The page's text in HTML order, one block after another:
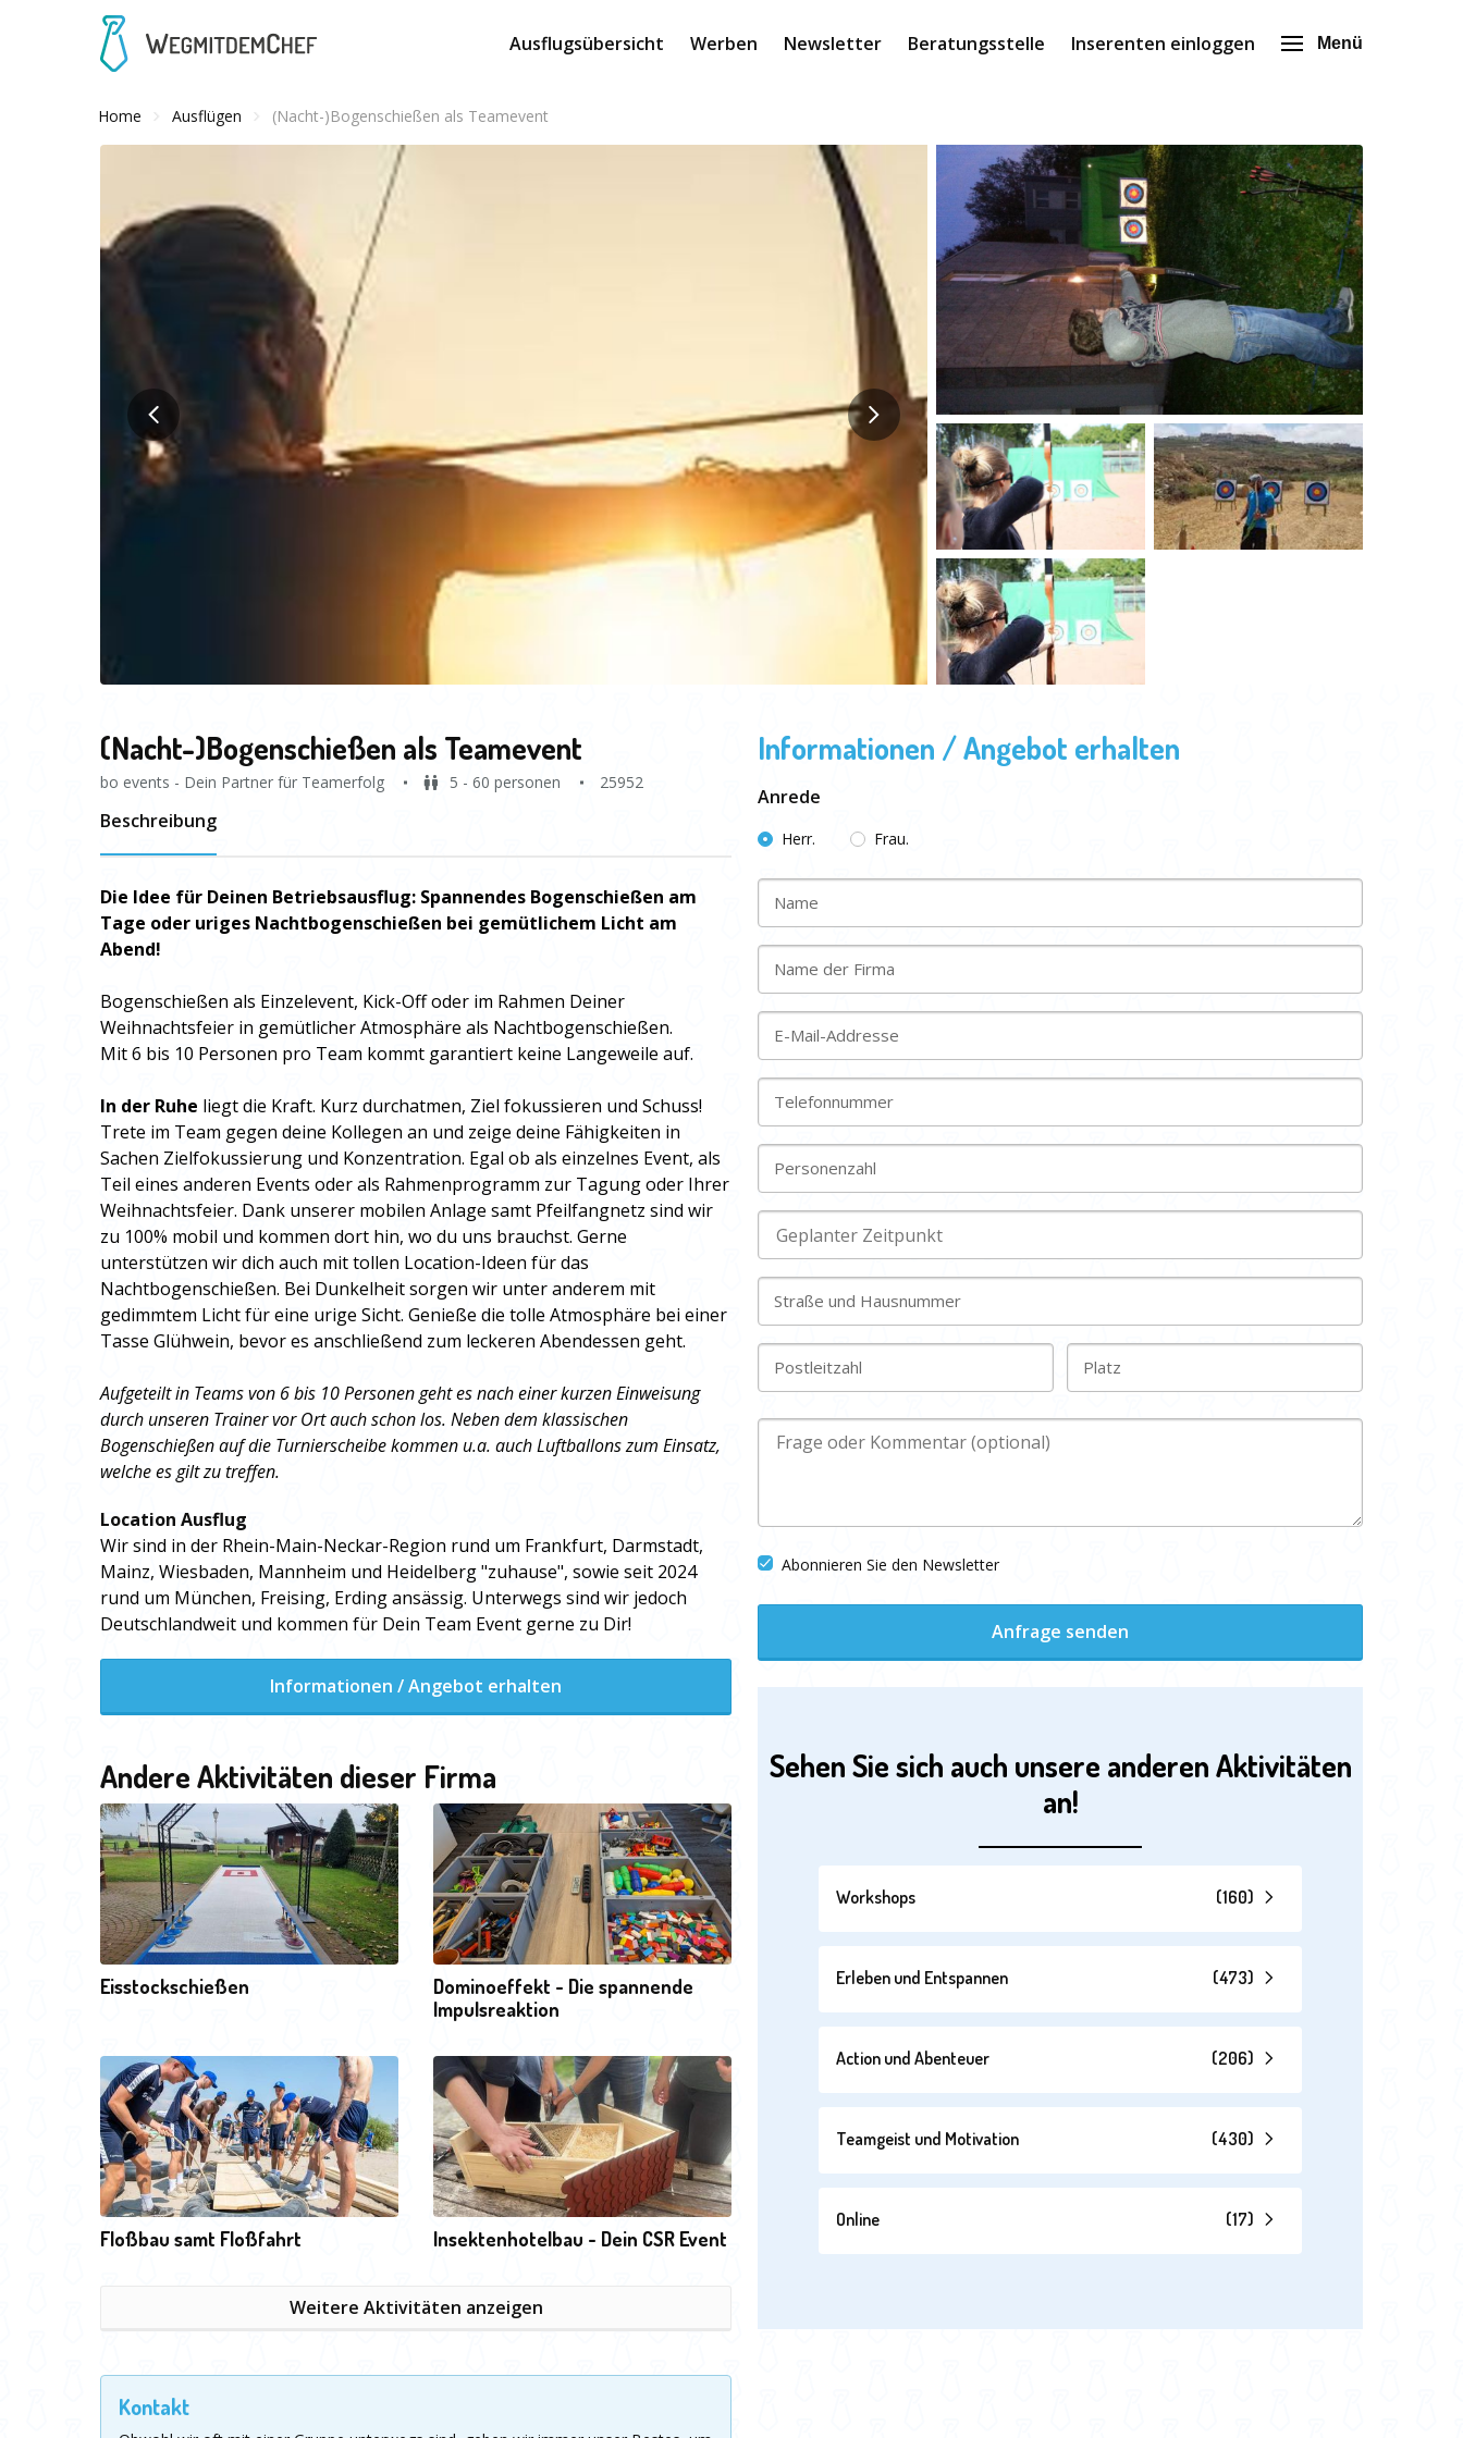
Ausflugsübersicht Werben Newsletter Beratungsstelle Inserenten einloggen Menü
Home Ausflügen (Nacht-)Bogenschießen als Teamevent
(Nacht-)Bogenschießen als Teamevent
bo events - Dein Partner für Teamerfolg 5 - 60 personen 25952
Beschreibung
Die Idee für Deinen Betriebsausflug: Spannendes Bogenschießen am
Tage oder uriges Nachtbogenschießen bei gemütlichem Licht am
Abend!
Bogenschießen als Einzelevent, Kick-Off oder im Rahmen Deiner
Weihnachtsfeier in gemütlicher Atmosphäre als Nachtbogenschießen.
Mit 6 bis 10 Personen pro Team kommt garantiert keine Langeweile auf.
In der Ruhe liegt die Kraft. Kurz durchatmen, Ziel fokussieren und Schuss!
Trete im Team gegen deine Kollegen an und zeige deine Fähigkeiten in
Sachen Zielfokussierung und Konzentration. Egal ob als einzelnes Event, als
Teil eines anderen Events oder als Rahmenprogramm zur Tagung oder Ihrer
Weihnachtsfeier. Dank unserer mobilen Anlage samt Pfeilfangnetz sind wir
zu 100% mobil und kommen dort hin, wo du uns brauchst. Gerne
unterstützen wir dich auch mit tollen Location-Ideen für das
Nachtbogenschießen. Bei Dunkelheit sorgen wir unter anderem mit
gedimmtem Licht für eine urige Sicht. Genieße die tolle Atmosphäre bei einer
Tasse Glühwein, bevor es anschließend zum leckeren Abendessen geht.
Aufgeteilt in Teams von 6 bis 10 Personen geht es nach einer kurzen Einweisung
durch unseren Trainer vor Ort auch schon los. Neben dem klassischen
Bogenschießen auf die Turnierscheibe kommen u.a. auch Luftballons zum Einsatz,
welche es gilt zu treffen.
Location Ausflug
Wir sind in der Rhein-Main-Neckar-Region rund um Frankfurt, Darmstadt,
Mainz, Wiesbaden, Mannheim und Heidelberg "zuhause", sowie seit 2024
rund um München, Freising, Erding ansässig. Unterwegs sind wir jedoch
Deutschlandweit und kommen für Dein Team Event gerne zu Dir!
Informationen / Angebot erhalten
Andere Aktivitäten dieser Firma
Eisstockschießen
Dominoeffekt - Die spannende
Impulsreaktion
Floßbau samt Floßfahrt Insektenhotelbau - Dein CSR Event
Weitere Aktivitäten anzeigen
Kontakt
Informationen / Angebot erhalten
Anrede
Herr. Frau.
Name
Name der Firma
E-Mail-Addresse
Telefonnummer
Personenzahl
Straße und Hausnummer
Postleitzahl Platz
Abonnieren Sie den Newsletter
Anfrage senden
Sehen Sie sich auch unsere anderen Aktivitäten
an!
Workshops (160)
Erleben und Entspannen (473)
Action und Abenteuer (206)
Teamgeist und Motivation (430)
Online (17)